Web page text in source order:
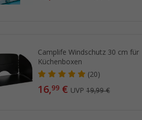
Camplife Windschutz 30 cm für
Küchenboxen
(20)
16,99 € UVP19,99 €